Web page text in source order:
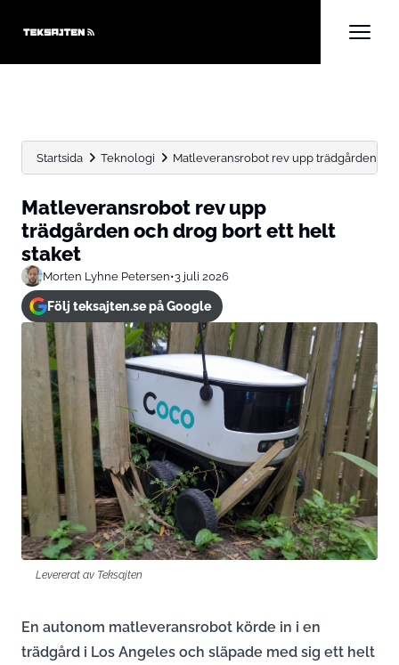
Startsida Teknologi Matleveransrobot rev upp trädgården
Matleveransrobot rev upp
trädgården och drog bort ett helt
staket
Morten Lyhne Petersen•3 juli 2026
Följ teksajten.se på Google
Levererat av Teksajten
En autonom matleveransrobot körde in i en
trädgård i Los Angeles och släpade med sig ett helt